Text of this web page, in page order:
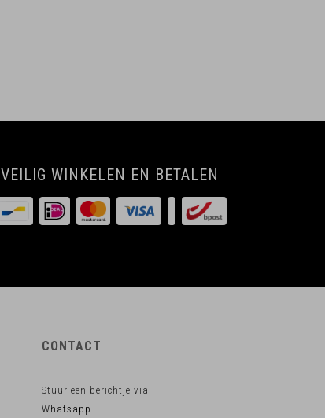
VEILIG WINKELEN EN BETALEN
CONTACT
Stuur een berichtje via
Whatsapp